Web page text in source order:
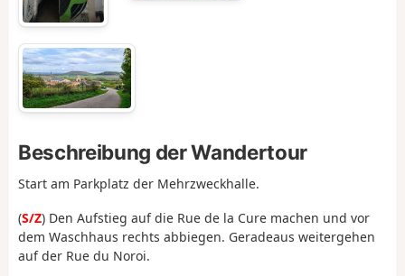
Beschreibung der Wandertour
Start am Parkplatz der Mehrzweckhalle.
(S/Z) Den Aufstieg auf die Rue de la Cure machen und vor
dem Waschhaus rechts abbiegen. Geradeaus weitergehen
auf der Rue du Noroi.